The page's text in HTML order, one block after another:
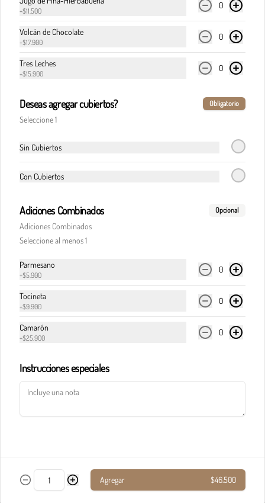
Pasta boloñesa
Carne de res en cocción lenta, en clásica salsa de
Pasta boloñesa di Italia
Carne de res en cocción lenta, en clásica salsa de
Pasta calderete castello pollo
Pasta calderete pollo al pesto
+$11.500
0
Volcán de Chocolate
+$17.900
0
Tres Leches
+$15.900
0
Deseas agregar cubiertos? Obligatorio
Seleccione 1
Sin Cubiertos
Con Cubiertos
Adiciones Combinados Opcional
Adiciones Combinados
Seleccione al menos 1
Parmesano
+$5.900
0
Tocineta
+$9.900
0
Camarón
+$25.900
0
Instrucciones especiales
Agregar $46.500